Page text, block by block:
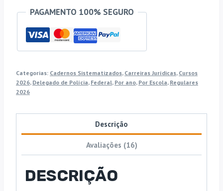
PAGAMENTO 100% SEGURO
Categorias: Cadernos Sistematizados, Carreiras Jurídicas, Cursos
2026, Delegado de Polícia, Federal, Por ano, Por Escola, Regulares
2026
Descrição
Avaliações (16)
DESCRIÇÃO